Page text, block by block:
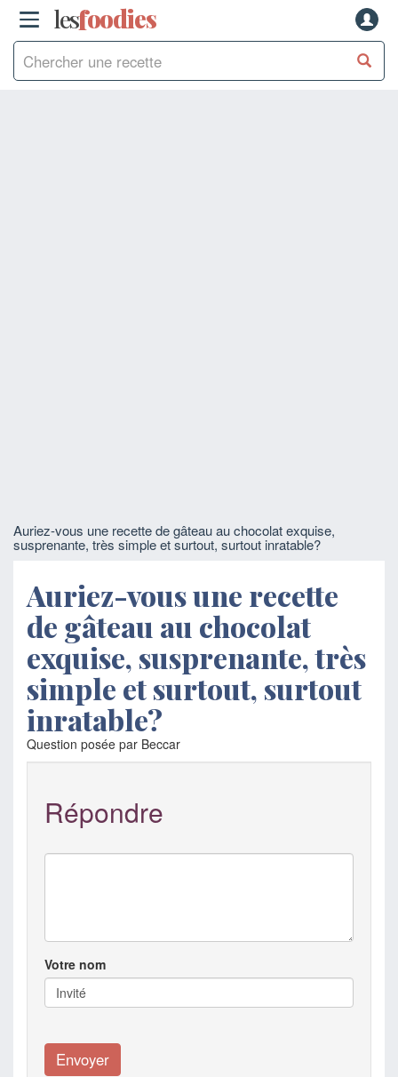
lesfoodies
Auriez-vous une recette de gâteau au chocolat exquise,
susprenante, très simple et surtout, surtout inratable?
Auriez-vous une recette
de gâteau au chocolat
exquise, susprenante, très
simple et surtout, surtout
inratable?
Question posée par Beccar
Répondre
Votre nom